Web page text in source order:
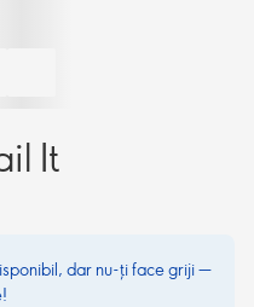
It
dar nu-ți face griji —